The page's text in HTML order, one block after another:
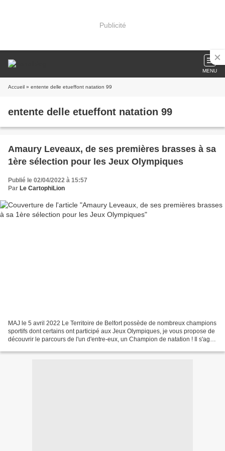
Publicité
MENU
Accueil » entente delle etueffont natation 99
entente delle etueffont natation 99
Amaury Leveaux, de ses premières brasses à sa
1ère sélection pour les Jeux Olympiques
Publié le 02/04/2022 à 15:57
Par Le CartophiLion
MAJ le 5 avril 2022 Le Territoire de Belfort possède de nombreux champions
sportifs dont certains ont participé aux Jeux Olympiques, je vous propose de
découvrir le parcours de l'un d'entre-eux, un Champion de natation ! Il s'agit